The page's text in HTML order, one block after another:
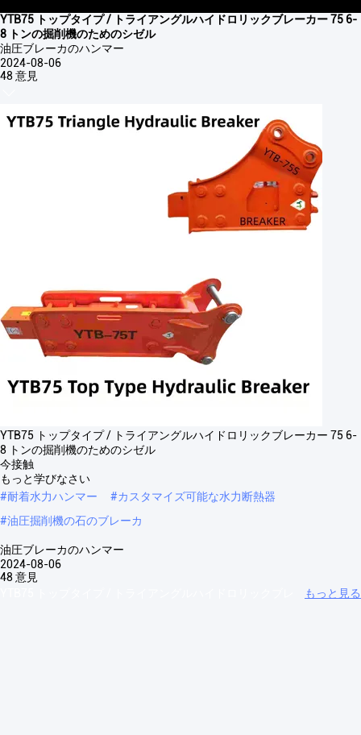
YTB75 トップタイプ / トライアングルハイドロリックブレーカー 75 6-
8 トンの掘削機のためのシゼル
油圧ブレーカのハンマー
2024-08-06
48 意見
YTB75 トップタイプ / トライアングルハイドロリックブレーカー 75 6-
8 トンの掘削機のためのシゼル
今接触
もっと学びなさい
#耐着水力ハンマー #カスタマイズ可能な水力断熱器
#油圧掘削機の石のブレーカ
油圧ブレーカのハンマー
2024-08-06
48 意見
もっと見る